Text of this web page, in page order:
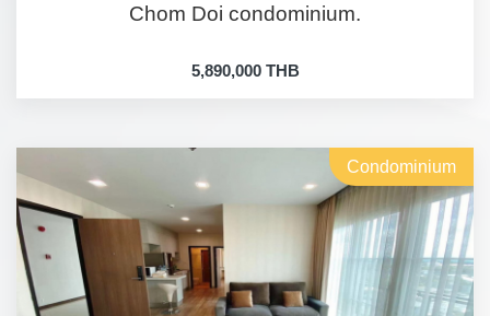
Chom Doi condominium.
5,890,000 THB
Condominium